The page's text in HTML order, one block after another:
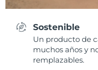
Sostenible
Un producto de
muchos años y
remplazables.